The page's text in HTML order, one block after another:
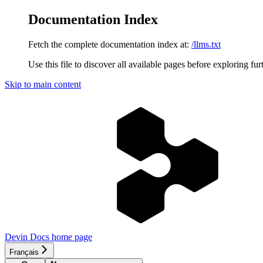
Documentation Index
Fetch the complete documentation index at: /llms.txt
Use this file to discover all available pages before exploring
Skip to main content
Devin Docs home page
Français